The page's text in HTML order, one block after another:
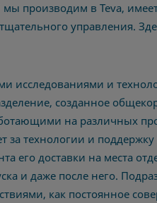
производим в Teva,
управления.
исследованиями и
созданное
на различных
за технологии и
его доставки на места
и даже после него.
как постоянное